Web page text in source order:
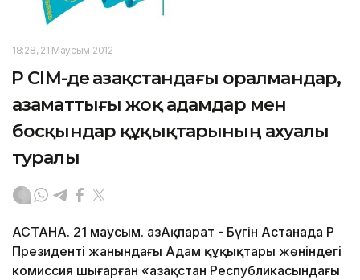
18:28, 21 Маусым 2012
ҚР СІМ-де Қазақстандағы оралмандар,
азаматтығы жоқ адамдар мен
босқындар құқықтарының ахуалы
туралы
АСТАНА. 21 маусым. ҚазАқпарат - Бүгін Астанада ҚР
Президенті жанындағы Адам құқықтары жөніндегі
комиссия шығарған «Қазақстан Республикасындағы